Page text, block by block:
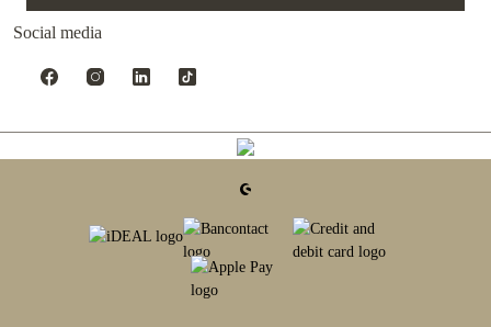
Social media